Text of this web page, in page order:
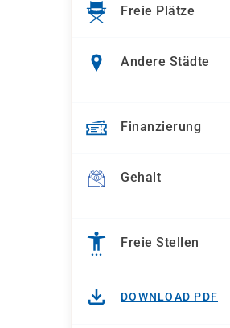
Freie Plätze
Andere Städte
Finanzierung
Gehalt
Freie Stellen
DOWNLOAD PDF